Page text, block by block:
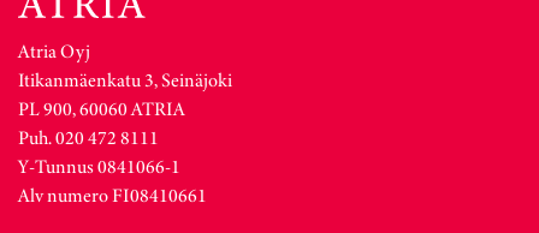
Atria Oyj
Itikanmäenkatu 3, Seinäjoki
PL 900, 60060 ATRIA
Puh. 020 472 8111
Y-Tunnus 0841066-1
Alv numero FI08410661